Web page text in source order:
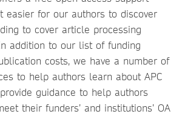
easier for our authors to discover
to cover article processing
addition to our list of funding
costs, we have a number of
to help authors learn about APC
guidance to help authors
their funders’ and institutions’ OA